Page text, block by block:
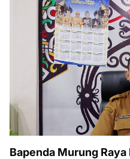
Bapenda Murung